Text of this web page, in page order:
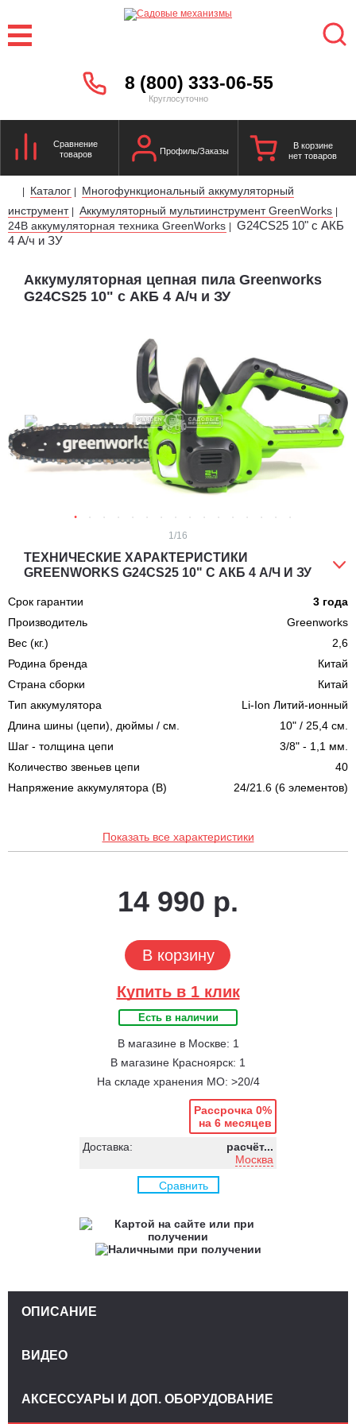
8 (800) 333-06-55
Круглосуточно
Сравнение
товаров
Профиль/Заказы
В корзине
нет товаров
| Каталог |
Многофункциональный аккумуляторный
инструмент | Аккумуляторный мультиинструмент GreenWorks |
24В аккумуляторная техника GreenWorks | G24CS25 10" c АКБ
4 А/ч и ЗУ
Аккумуляторная цепная пила Greenworks
G24CS25 10" c АКБ 4 А/ч и ЗУ
1/16
ТЕХНИЧЕСКИЕ ХАРАКТЕРИСТИКИ
GREENWORKS G24CS25 10" C АКБ 4 А/Ч И ЗУ
Срок гарантии
3 года
Производитель
Greenworks
Вес (кг.)
2,6
Родина бренда
Китай
Страна сборки
Китай
Тип аккумулятора
Li-Ion Литий-ионный
Длина шины (цепи), дюймы / см.
10" / 25,4 см.
Шаг - толщина цепи
3/8" - 1,1 мм.
Количество звеньев цепи
40
Напряжение аккумулятора (В)
24/21.6 (6 элементов)
Показать все характеристики
14 990 р.
В корзину
Купить в 1 клик
Есть в наличии
В магазине в Москве: 1
В магазине Красноярск: 1
На складе хранения МО: >20/4
Рассрочка 0%
на 6 месяцев
Доставка:
расчёт...
Москва
Сравнить
ОПИСАНИЕ
ВИДЕО
АКСЕССУАРЫ И ДОП. ОБОРУДОВАНИЕ